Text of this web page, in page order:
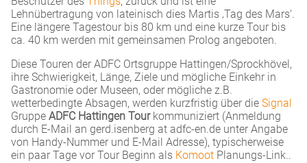
Lehnübertragung von lateinisch dies Martis ‚Tag des Mars‘.
Eine längere Tagestour bis 80 km und eine kurze Tour bis
ca. 40 km werden mit gemeinsamen Prolog angeboten.
Diese Touren der ADFC Ortsgruppe Hattingen/Sprockhövel,
ihre Schwierigkeit, Länge, Ziele und mögliche Einkehr in
Gastronomie oder Museen, oder mögliche z.B.
wetterbedingte Absagen, werden kurzfristig über die Signal
Gruppe ADFC Hattingen Tourkommuniziert (Anmeldung
durch E-Mail an gerd.isenberg at adfc-en.de unter Angabe
von Handy-Nummer und E-Mail Adresse), typischerweise
ein paar Tage vor Tour Beginn als Komoot Planungs-Link..